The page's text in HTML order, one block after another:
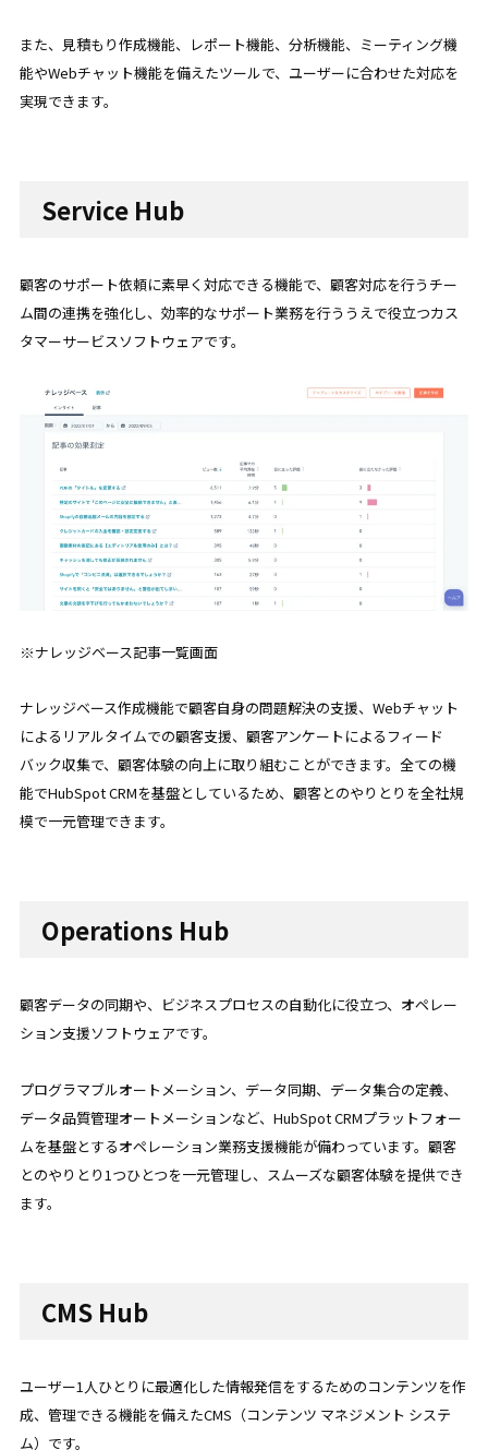
また、見積もり作成機能、レポート機能、分析機能、ミーティング機
能やWebチャット機能を備えたツールで、ユーザーに合わせた対応を
実現できます。
Service Hub
顧客のサポート依頼に素早く対応できる機能で、顧客対応を行うチー
ム間の連携を強化し、効率的なサポート業務を行ううえで役立つカス
タマーサービスソフトウェアです。
※ナレッジベース記事一覧画面
ナレッジベース作成機能で顧客自身の問題解決の支援、Webチャット
によるリアルタイムでの顧客支援、顧客アンケートによるフィード
バック収集で、顧客体験の向上に取り組むことができます。全ての機
能でHubSpot CRMを基盤としているため、顧客とのやりとりを全社規
模で一元管理できます。
Operations Hub
顧客データの同期や、ビジネスプロセスの自動化に役立つ、オペレー
ション支援ソフトウェアです。
プログラマブルオートメーション、データ同期、データ集合の定義、
データ品質管理オートメーションなど、HubSpot CRMプラットフォー
ムを基盤とするオペレーション業務支援機能が備わっています。顧客
とのやりとり1つひとつを一元管理し、スムーズな顧客体験を提供でき
ます。
CMS Hub
ユーザー1人ひとりに最適化した情報発信をするためのコンテンツを作
成、管理できる機能を備えたCMS（コンテンツ マネジメント システ
ム）です。